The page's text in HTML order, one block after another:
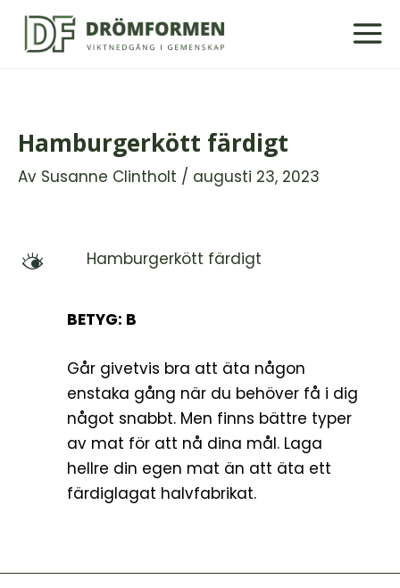
Hoppa
Hamburgerkött färdigt
Av Susanne Clintholt / augusti 23, 2023
M Hamburgerkött färdigt
BETYG: B
Går givetvis bra att äta någon
enstaka gång när du behöver få i dig
något snabbt. Men finns bättre typer
av mat för att nå dina mål. Laga
hellre din egen mat än att äta ett
färdiglagat halvfabrikat.